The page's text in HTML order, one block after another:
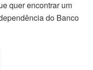
quer encontrar um
do Banco